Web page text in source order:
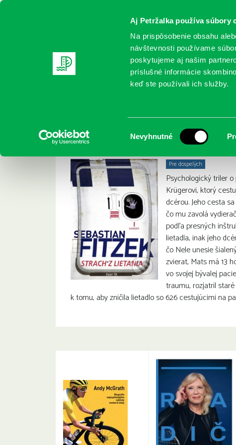
Aj Petržalka používa súbory
Na prispôsobenie obsahu
návštevnosti používame
poskytujeme aj našim
príslušné informácie
keď ste používali ich služby.
súhlasu
Nevyhnutné
REGISTRUJTE SA ONLINE KATALÓGY
Fitzek, Sebastian:
Pre dospelých
Psychologický triler
Krügerovi, ktorý
dcérou. Jeho cesta
čo mu zavolá
podľa presných
lietadla, inak jeho
čo Nele unesie
zvierat, Mats má 13
vo svojej bývalej
traumu, rozjatril
k tomu, aby zničila lietadlo so 626 cestujúcimi na